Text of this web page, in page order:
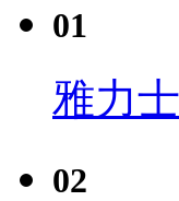
01
雅力
02